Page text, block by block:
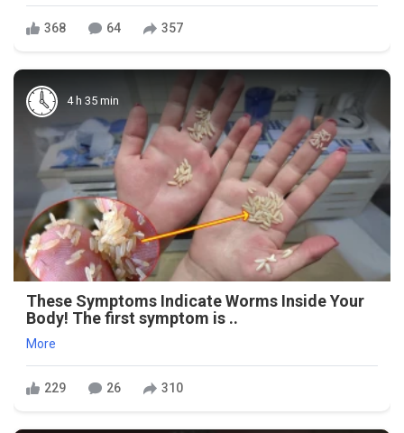
368 64 357
4 h 35 min
These Symptoms Indicate Worms Inside Your
Body! The first symptom is ..
More
229 26 310